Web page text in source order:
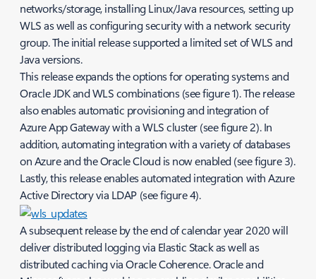
networks/storage, installing Linux/Java resources, setting up
WLS as well as configuring security with a network security
group. The initial release supported a limited set of WLS and
Java versions.
This release expands the options for operating systems and
Oracle JDK and WLS combinations (see figure 1). The release
also enables automatic provisioning and integration of
Azure App Gateway with a WLS cluster (see figure 2). In
addition, automating integration with a variety of databases
on Azure and the Oracle Cloud is now enabled (see figure 3).
Lastly, this release enables automated integration with Azure
Active Directory via LDAP (see figure 4).
A subsequent release by the end of calendar year 2020 will
deliver distributed logging via Elastic Stack as well as
distributed caching via Oracle Coherence. Oracle and